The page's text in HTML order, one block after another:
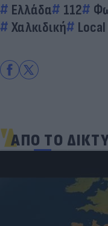
Ελλάδα 112
Χαλκιδική
ΑΠΟ ΤΟ